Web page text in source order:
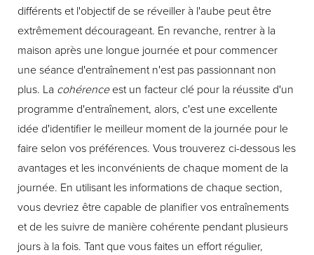
différents et l'objectif de se réveiller à l'aube peut être
extrêmement décourageant. En revanche, rentrer à la
maison après une longue journée et pour commencer
une séance d'entraînement n'est pas passionnant non
plus. La cohérenceest un facteur clé pour la réussite d'un
programme d'entraînement, alors, c'est une excellente
idée d'identifier le meilleur moment de la journée pour le
faire selon vos préférences. Vous trouverez ci-dessous les
avantages et les inconvénients de chaque moment de la
journée. En utilisant les informations de chaque section,
vous devriez être capable de planifier vos entraînements
et de les suivre de manière cohérente pendant plusieurs
jours à la fois. Tant que vous faites un effort régulier,